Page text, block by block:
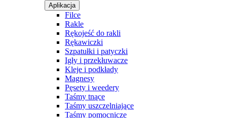
Aplikacja
Filce
Rakle
Rękojeść do rakli
Rękawiczki
Szpatułki i patyczki
Igły i przekłuwacze
Kleje i podkłady
Magnesy
Pęsety i weedery
Taśmy tnące
Taśmy uszczelniające
Taśmy pomocnicze